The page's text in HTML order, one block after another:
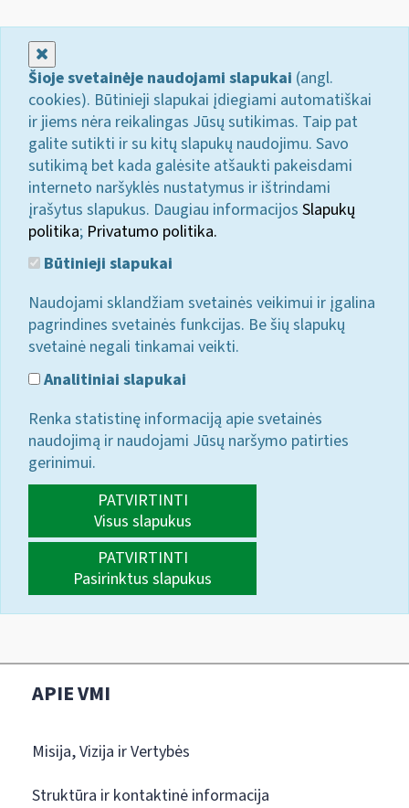
Šioje svetainėje naudojami slapukai (angl.
cookies). Būtinieji slapukai įdiegiami automatiškai
ir jiems nėra reikalingas Jūsų sutikimas. Taip pat
galite sutikti ir su kitų slapukų naudojimu. Savo
sutikimą bet kada galėsite atšaukti pakeisdami
interneto naršyklės nustatymus ir ištrindami
įrašytus slapukus. Daugiau informacijos Slapukų
politika; Privatumo politika.
Būtinieji slapukai
Naudojami sklandžiam svetainės veikimui ir įgalina
pagrindines svetainės funkcijas. Be šių slapukų
svetainė negali tinkamai veikti.
Analitiniai slapukai
Renka statistinę informaciją apie svetainės
naudojimą ir naudojami Jūsų naršymo patirties
gerinimui.
PATVIRTINTI
Visus slapukus
PATVIRTINTI
Pasirinktus slapukus
APIE VMI
Misija, Vizija ir Vertybės
Struktūra ir kontaktinė informacija